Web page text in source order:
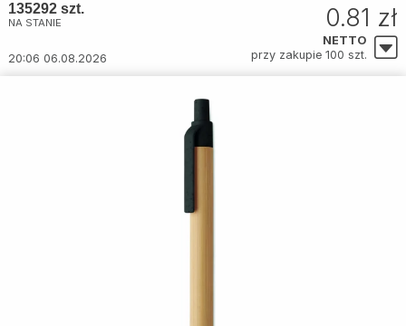
135292 szt.
NA STANIE
20:06 06.08.2026
0.81 zł
NETTO
przy zakupie 100 szt.